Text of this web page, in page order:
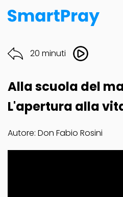
Chi
Note
20 minuti
Alla scuola del
L'apertura alla
Autore: Don Fabio Rosini